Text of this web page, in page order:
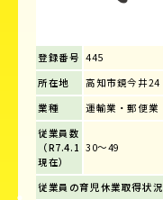
登録番号 445
所在地
高知市鏡今井24
業種
運輸業・郵便業
従業員数
（R7.4.1
現在）
30～49
従業員の育児休業取得状況